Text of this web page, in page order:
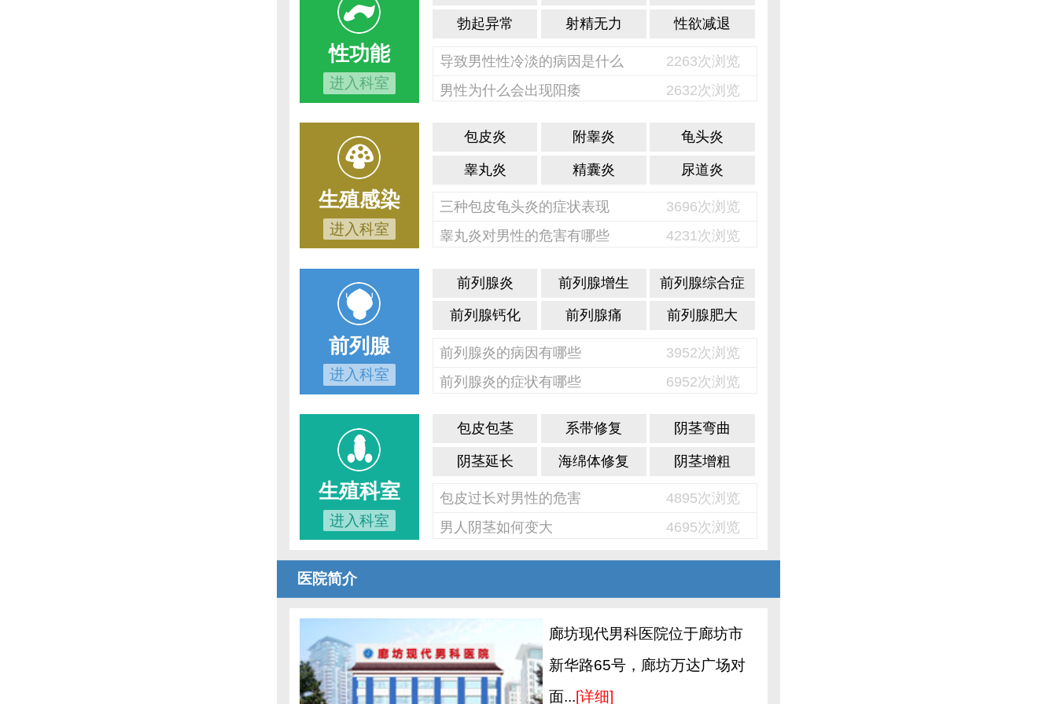
性功能
进入科室
勃起异常 射精无力 性欲减退
导致男性性冷淡的病因是什么
2263次浏览
男性为什么会出现阳痿
2632次浏览
生殖感染
进入科室
包皮炎 附睾炎 龟头炎
睾丸炎 精囊炎 尿道炎
三种包皮龟头炎的症状表现
3696次浏览
睾丸炎对男性的危害有哪些
4231次浏览
前列腺
进入科室
前列腺炎 前列腺增生 前列腺综合症
前列腺钙化 前列腺痛 前列腺肥大
前列腺炎的病因有哪些
3952次浏览
前列腺炎的症状有哪些
6952次浏览
生殖科室
进入科室
包皮包茎 系带修复 阴茎弯曲
阴茎延长 海绵体修复 阴茎增粗
包皮过长对男性的危害
4895次浏览
男人阴茎如何变大
4695次浏览
医院简介
廊坊现代男科医院位于廊坊市
新华路65号，廊坊万达广场对
面...[详细]